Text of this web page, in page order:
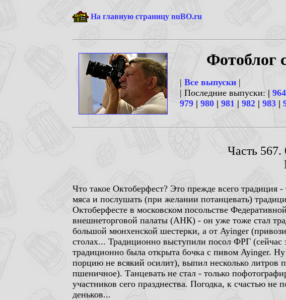
На главную страницу nuBO.ru
Фотоблог
| Все выпуски |
| Последние выпуски: | 964
979 | 980 | 981 | 982 | 983 |
Часть 567.
Что такое Октоберфест? Это прежде всего традиция
мяса и послушать (при желании потанцевать)
Октоберфесте в московском посольстве
внешнеторговой палаты (АНК) - он уже тоже стал
большой мюнхенской шестерки, а от Ayinger
столах... Традиционно выступили посол ФРГ
традиционно была открыта бочка с пивом Ayinger.
порцию не всякий осилит), выпил несколько литров
пшеничное). Танцевать не стал - только
участников сего празднества. Погодка, к счастью
деньков...